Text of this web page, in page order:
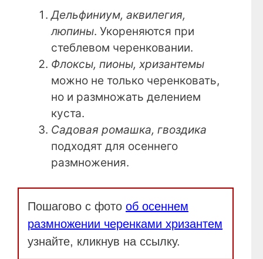
Дельфиниум, аквилегия,
люпины. Укореняются при
стеблевом черенковании.
Флоксы, пионы, хризантемы
можно не только черенковать,
но и размножать делением
куста.
Садовая ромашка, гвоздика
подходят для осеннего
размножения.
Пошагово с фото об осеннем
размножении черенками хризантем
узнайте, кликнув на ссылку.